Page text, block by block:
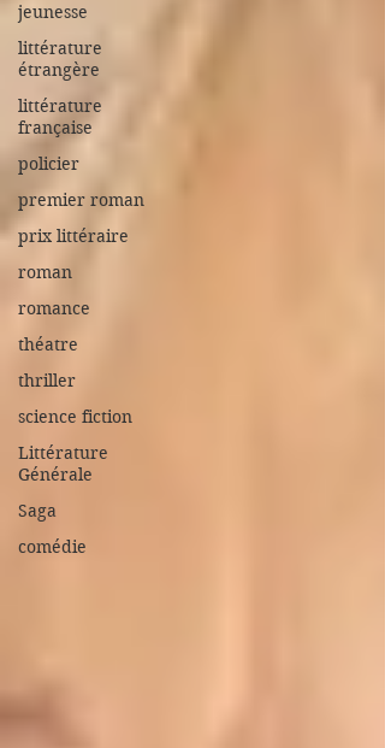
jeunesse
littérature
étrangère
littérature
française
policier
premier roman
prix littéraire
roman
romance
théatre
thriller
science fiction
Littérature
Générale
Saga
comédie